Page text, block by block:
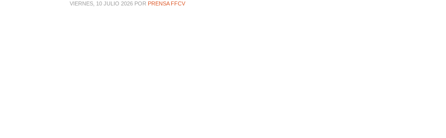
VIERNES, 10 JULIO 2026 POR PRENSA FFCV